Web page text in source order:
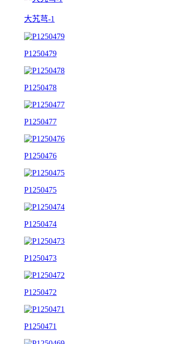
大艽芎-1
P1250479
P1250478
P1250477
P1250476
P1250475
P1250474
P1250473
P1250472
P1250471